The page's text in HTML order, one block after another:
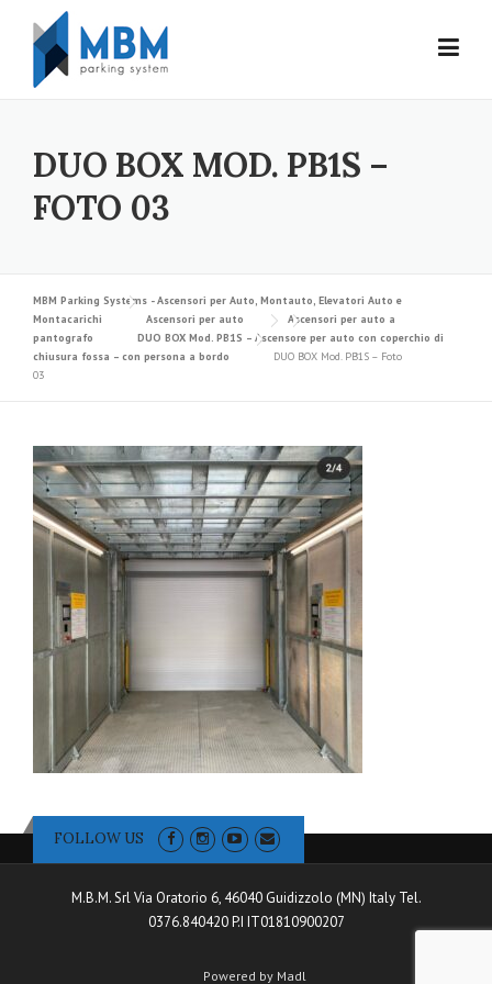
Skip to content
DUO BOX MOD. PB1S –
FOTO 03
MBM Parking Systems - Ascensori per Auto, Montauto, Elevatori Auto e
Montacarichi
Ascensori per auto
Ascensori per auto a
pantografo
DUO BOX Mod. PB1S – Ascensore per auto con coperchio di
chiusura fossa – con persona a bordo
DUO BOX Mod. PB1S – Foto
03
FOLLOW US
M.B.M. Srl Via Oratorio 6, 46040 Guidizzolo (MN) Italy Tel.
0376.840420 P.I IT01810900207
Powered by Madl